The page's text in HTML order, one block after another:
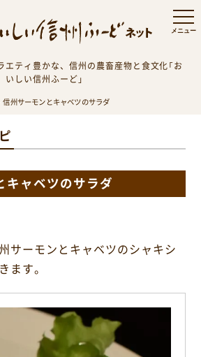
エティ豊かな、信州の農畜産物と食文化「お
いしい信州ふーど」
信州サーモンとキャベツのサラダ
キャベツのサラダ
サーモンとキャベツのシャキシ
ます。